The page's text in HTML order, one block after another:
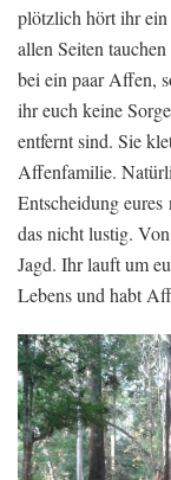
plötzlich hört ihr ein
allen Seiten
bei ein paar Affen,
ihr euch keine
entfernt sind. Sie
Affenfamilie.
Entscheidung
das nicht lustig.
Jagd. Ihr lauft um
Lebens und habt